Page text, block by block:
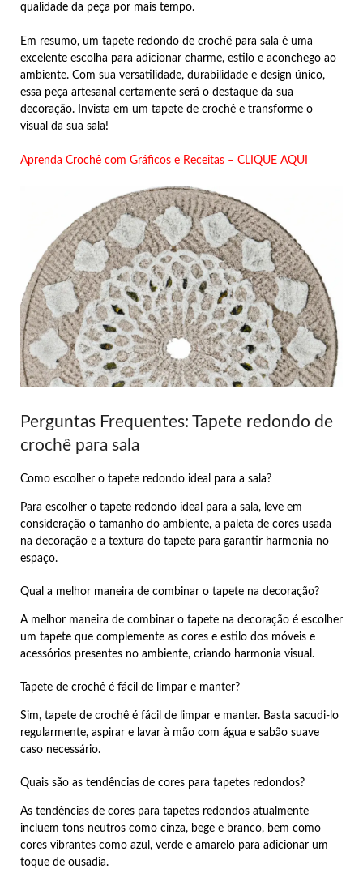
qualidade da peça por mais tempo.
Em resumo, um tapete redondo de crochê para sala é uma
excelente escolha para adicionar charme, estilo e aconchego ao
ambiente. Com sua versatilidade, durabilidade e design único,
essa peça artesanal certamente será o destaque da sua
decoração. Invista em um tapete de crochê e transforme o
visual da sua sala!
Aprenda Crochê com Gráficos e Receitas – CLIQUE AQUI
Perguntas Frequentes: Tapete redondo de
crochê para sala
Como escolher o tapete redondo ideal para a sala?
Para escolher o tapete redondo ideal para a sala, leve em
consideração o tamanho do ambiente, a paleta de cores usada
na decoração e a textura do tapete para garantir harmonia no
espaço.
Qual a melhor maneira de combinar o tapete na decoração?
A melhor maneira de combinar o tapete na decoração é escolher
um tapete que complemente as cores e estilo dos móveis e
acessórios presentes no ambiente, criando harmonia visual.
Tapete de crochê é fácil de limpar e manter?
Sim, tapete de crochê é fácil de limpar e manter. Basta sacudi-lo
regularmente, aspirar e lavar à mão com água e sabão suave
caso necessário.
Quais são as tendências de cores para tapetes redondos?
As tendências de cores para tapetes redondos atualmente
incluem tons neutros como cinza, bege e branco, bem como
cores vibrantes como azul, verde e amarelo para adicionar um
toque de ousadia.